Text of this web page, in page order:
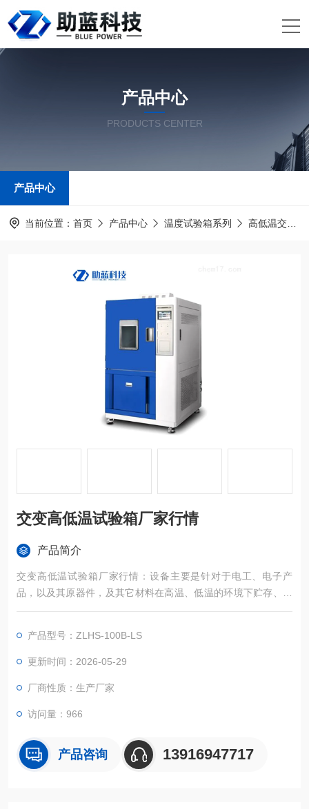
产品中心
PRODUCTS CENTER
产品中心
当前位置： 首页 产品中心 温度试验箱系列 高低温交变湿热试验箱
交变高低温试验箱厂家行情
产品简介
交变高低温试验箱厂家行情：设备主要是针对于电工、电子产
品，以及其原器件，及其它材料在高温、低温的环境下贮存、运
输、使用时的适应性试验。本试验设备主要用于对产品按照国家
理以及其他相关特性进行环境模拟测试，测试后，通过检测，来
判断产品的性能，是否仍然能够符合预定要求，以便于产品设
产品型号：ZLHS-100B-LS
更新时间：2026-05-29
厂商性质：生产厂家
访问量：966
产品咨询 13916947717